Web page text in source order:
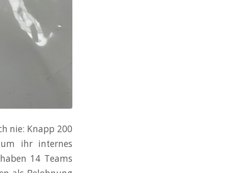
nie: Knapp 200
um ihr internes
14 Teams